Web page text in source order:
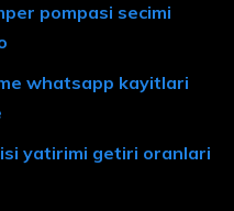
pompasi secimi
whatsapp kayitlari
yatirimi getiri oranlari